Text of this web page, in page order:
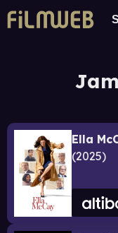
Ella
2025